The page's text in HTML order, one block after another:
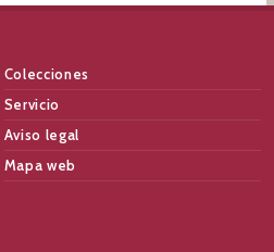
Colecciones
Servicio
Aviso legal
Mapa web